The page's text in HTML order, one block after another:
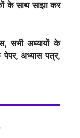
के साथ साझा कर
सभी अध्यायों के
पेपर, अभ्यास पत्र,